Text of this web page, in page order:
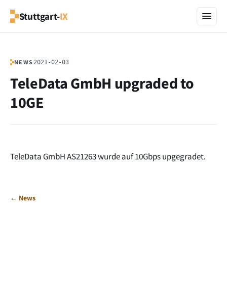
Stuttgart-IX
NEWS 2021-02-03
TeleData GmbH upgraded to
10GE
TeleData GmbH AS21263 wurde auf 10Gbps upgegradet.
← News